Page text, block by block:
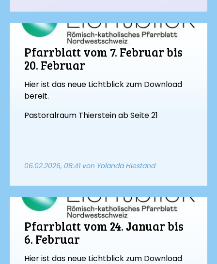
Pfarrblatt vom 7. Februar bis
20. Februar
Hier ist das neue Lichtblick zum Download
bereit.
Pastoralraum Thierstein ab Seite 21
06.02.2026, 08:41 von Yolanda Hiestand
Pfarrblatt vom 24. Januar bis
6. Februar
Hier ist das neue Lichtblick zum Download